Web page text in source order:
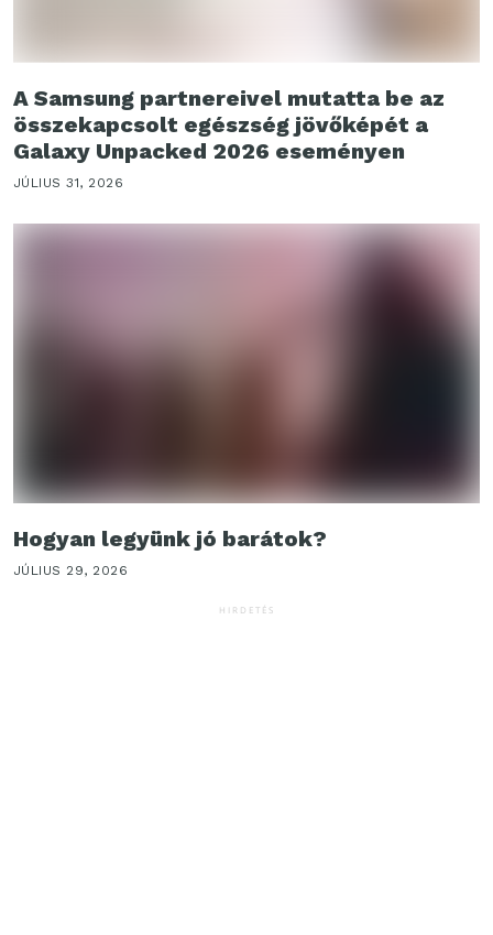
A Samsung partnereivel mutatta be az
összekapcsolt egészség jövőképét a
Galaxy Unpacked 2026 eseményen
JÚLIUS 31, 2026
Hogyan legyünk jó barátok?
JÚLIUS 29, 2026
HIRDETÉS